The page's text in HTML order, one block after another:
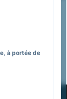
à portée de